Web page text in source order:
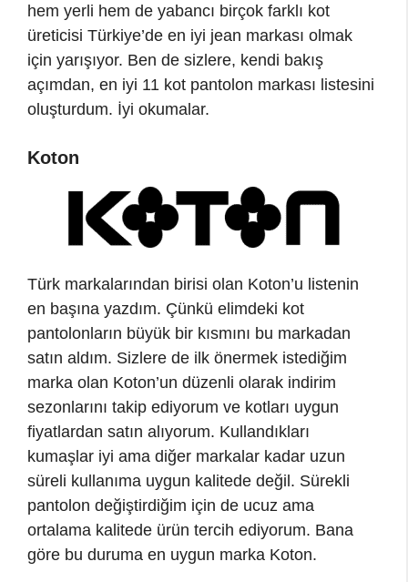
hem yerli hem de yabancı birçok farklı kot
üreticisi Türkiye’de en iyi jean markası olmak
için yarışıyor. Ben de sizlere, kendi bakış
açımdan, en iyi 11 kot pantolon markası listesini
oluşturdum. İyi okumalar.
Koton
Türk markalarından birisi olan Koton’u listenin
en başına yazdım. Çünkü elimdeki kot
pantolonların büyük bir kısmını bu markadan
satın aldım. Sizlere de ilk önermek istediğim
marka olan Koton’un düzenli olarak indirim
sezonlarını takip ediyorum ve kotları uygun
fiyatlardan satın alıyorum. Kullandıkları
kumaşlar iyi ama diğer markalar kadar uzun
süreli kullanıma uygun kalitede değil. Sürekli
pantolon değiştirdiğim için de ucuz ama
ortalama kalitede ürün tercih ediyorum. Bana
göre bu duruma en uygun marka Koton.